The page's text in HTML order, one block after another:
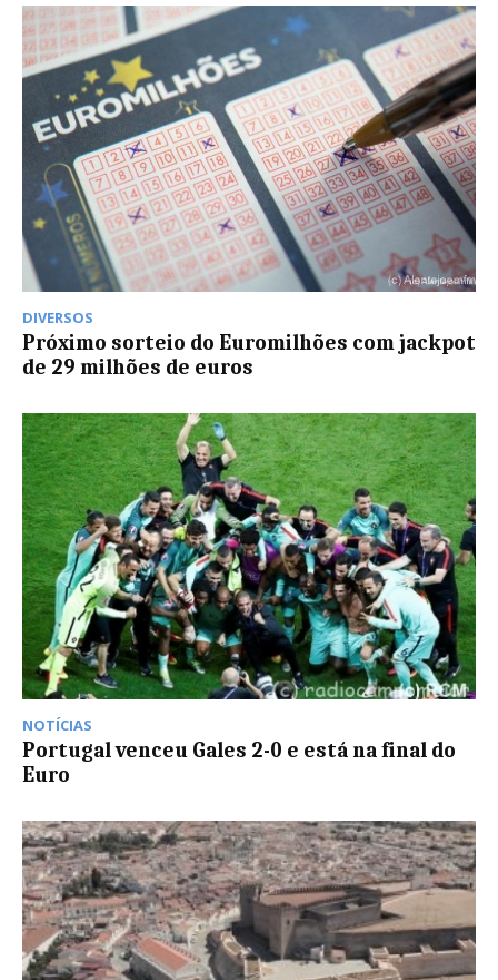
DIVERSOS
Próximo sorteio do Euromilhões com jackpot
de 29 milhões de euros
NOTÍCIAS
Portugal venceu Gales 2-0 e está na final do
Euro